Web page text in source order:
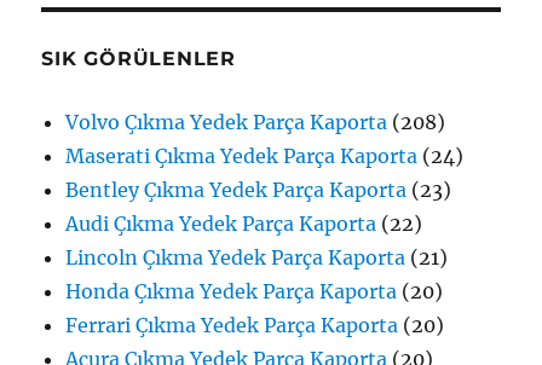
SIK GÖRÜLENLER
Volvo Çıkma Yedek Parça Kaporta (208)
Maserati Çıkma Yedek Parça Kaporta (24)
Bentley Çıkma Yedek Parça Kaporta (23)
Audi Çıkma Yedek Parça Kaporta (22)
Lincoln Çıkma Yedek Parça Kaporta (21)
Honda Çıkma Yedek Parça Kaporta (20)
Ferrari Çıkma Yedek Parça Kaporta (20)
Acura Çıkma Yedek Parça Kaporta (20)